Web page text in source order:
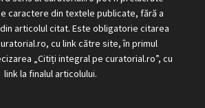
caractere din textele publicate, fără a
articolul citat. Este obligatorie citarea
cu link către site, în primul
„Citiți integral pe curatorial.ro”, cu
link la finalul articolului.